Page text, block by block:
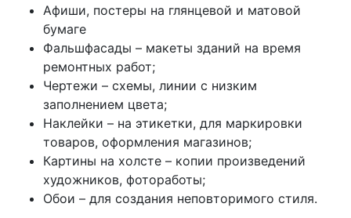
Афиши, постеры на глянцевой и матовой
бумаге
Фальшфасады – макеты зданий на время
ремонтных работ;
Чертежи – схемы, линии с низким
заполнением цвета;
Наклейки – на этикетки, для маркировки
товаров, оформления магазинов;
Картины на холсте – копии произведений
художников, фотоработы;
Обои – для создания неповторимого стиля.